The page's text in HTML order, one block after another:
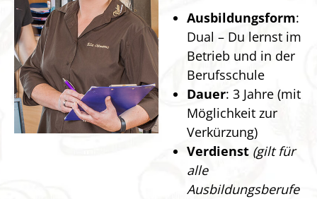
Ausbildungsform:
Dual – Du lernst im
Betrieb und in der
Berufsschule
Dauer: 3 Jahre (mit
Möglichkeit zur
Verkürzung)
Verdienst (gilt für
alle
Ausbildungsberufe